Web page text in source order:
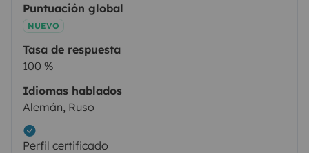
Puntuación global
NUEVO
Tasa de respuesta
100 %
Idiomas hablados
Alemán, Ruso
Perfil certificado